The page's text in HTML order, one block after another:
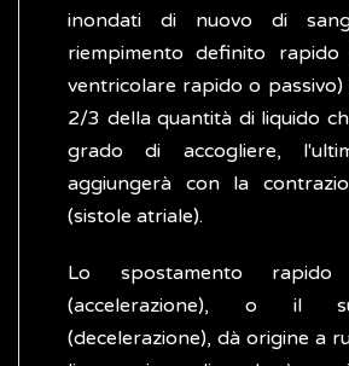
inondati di nuovo di
riempimento definito rapido
ventricolare rapido o passivo)
2/3 della quantità di liquido
grado di accogliere,
aggiungerà con la
(sistole atriale).
Lo spostamento
(accelerazione), o il
(decelerazione), dà origine a